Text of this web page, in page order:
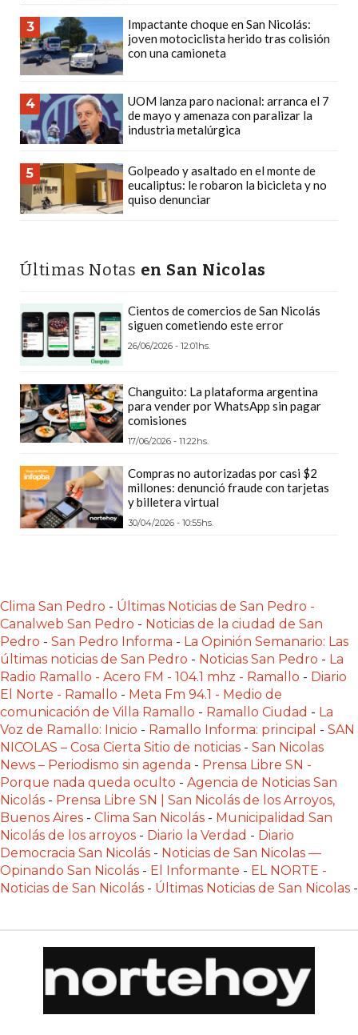
TIENDAS
ONLINE
CON
PEDIDOS
POR
WHATSAPP
TIENDA
ONLINE
GRATIS
CHANGUITO.COM.AR
PLATAFORMAS
DE
POR
WHATSAPP
CÓMO
PEDIDOS
DE
COMIDA
GUÍA
DEFINITIVA
PARA
RESTAURANTES
Y
DELIVERIES
CREAR
UNA
TIENDA
ONLINE:
¿CUÁL
ES
LA
MEJOR
PLATAFORMA?
ONLINE
3
Impactante choque en San Nicolás:
joven motociclista herido tras colisión
con una camioneta
4
UOM lanza paro nacional: arranca el 7
de mayo y amenaza con paralizar la
industria metalúrgica
5
Golpeado y asaltado en el monte de
eucaliptus: le robaron la bicicleta y no
quiso denunciar
Últimas Notas en San Nicolas
Cientos de comercios de San Nicolás
siguen cometiendo este error
26/06/2026 - 12:01hs.
Changuito: La plataforma argentina
para vender por WhatsApp sin pagar
comisiones
17/06/2026 - 11:22hs.
Compras no autorizadas por casi $2
millones: denunció fraude con tarjetas
y billetera virtual
30/04/2026 - 10:55hs.
Clima San Pedro - Últimas Noticias de San Pedro -
Canalweb San Pedro - Noticias de la ciudad de San
Pedro - San Pedro Informa - La Opinión Semanario: Las
últimas noticias de San Pedro - Noticias San Pedro - La
Radio Ramallo - Acero FM - 104.1 mhz - Ramallo - Diario
El Norte - Ramallo - Meta Fm 94.1 - Medio de
comunicación de Villa Ramallo - Ramallo Ciudad - La
Voz de Ramallo: Inicio - Ramallo Informa: principal - SAN
NICOLAS – Cosa Cierta Sitio de noticias - San Nicolas
News – Periodismo sin agenda - Prensa Libre SN -
Porque nada queda oculto - Agencia de Noticias San
Nicolás - Prensa Libre SN | San Nicolás de los Arroyos,
Buenos Aires - Clima San Nicolás - Municipalidad San
Nicolás de los arroyos - Diario la Verdad - Diario
Democracia San Nicolás - Noticias de San Nicolas —
Opinando San Nicolás - El Informante - EL NORTE -
Noticias de San Nicolás - Últimas Noticias de San Nicolas -